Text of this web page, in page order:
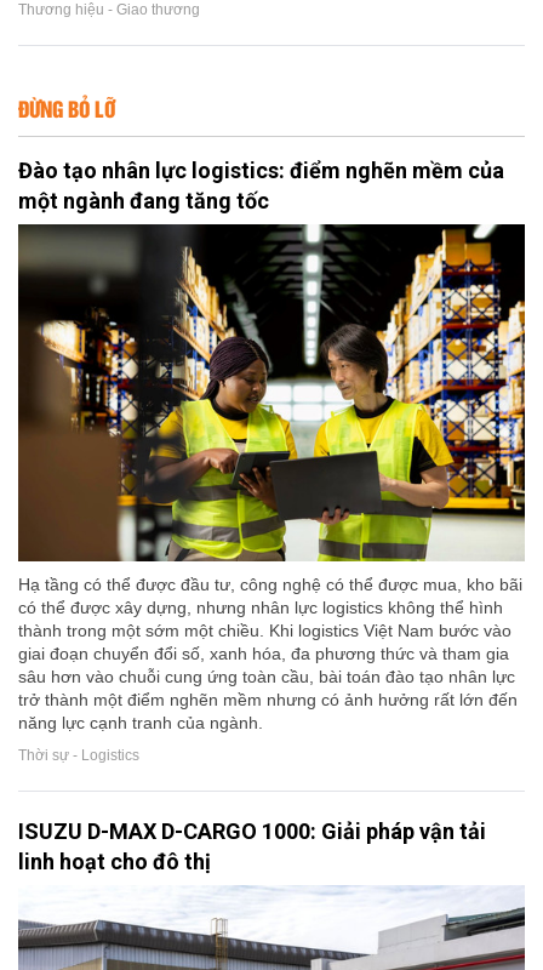
Thương hiệu - Giao thương
ĐỪNG BỎ LỠ
Đào tạo nhân lực logistics: điểm nghẽn mềm của
một ngành đang tăng tốc
Hạ tầng có thể được đầu tư, công nghệ có thể được mua, kho bãi
có thể được xây dựng, nhưng nhân lực logistics không thể hình
thành trong một sớm một chiều. Khi logistics Việt Nam bước vào
giai đoạn chuyển đổi số, xanh hóa, đa phương thức và tham gia
sâu hơn vào chuỗi cung ứng toàn cầu, bài toán đào tạo nhân lực
trở thành một điểm nghẽn mềm nhưng có ảnh hưởng rất lớn đến
năng lực cạnh tranh của ngành.
Thời sự - Logistics
ISUZU D-MAX D-CARGO 1000: Giải pháp vận tải
linh hoạt cho đô thị